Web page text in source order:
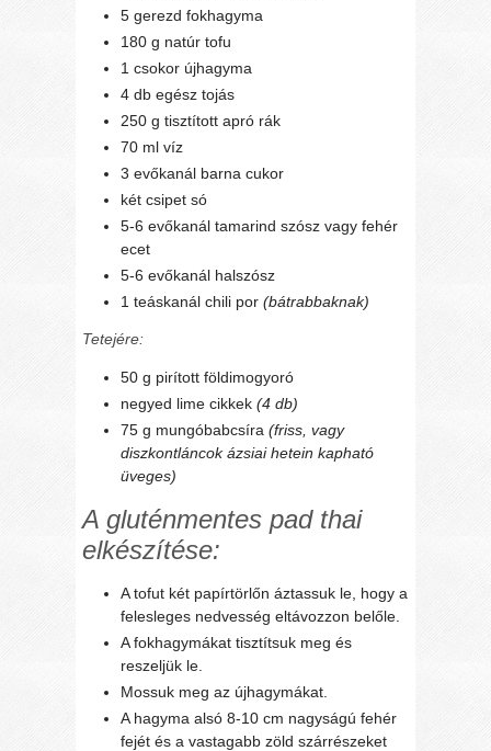
5 gerezd fokhagyma
180 g natúr tofu
1 csokor újhagyma
4 db egész tojás
250 g tisztított apró rák
70 ml víz
3 evőkanál barna cukor
két csipet só
5-6 evőkanál tamarind szósz vagy fehér
ecet
5-6 evőkanál halszósz
1 teáskanál chili por(bátrabbaknak)
Tetejére:
50 g pirított földimogyoró
negyed lime cikkek(4 db)
75 g mungóbabcsíra(friss, vagy
diszkontláncok ázsiai hetein kapható
üveges)
A gluténmentes pad thai
elkészítése:
A tofut két papírtörlőn áztassuk le, hogy a
felesleges nedvesség eltávozzon belőle.
A fokhagymákat tisztítsuk meg és
reszeljük le.
Mossuk meg az újhagymákat.
A hagyma alsó 8-10 cm nagyságú fehér
fejét és a vastagabb zöld szárrészeket